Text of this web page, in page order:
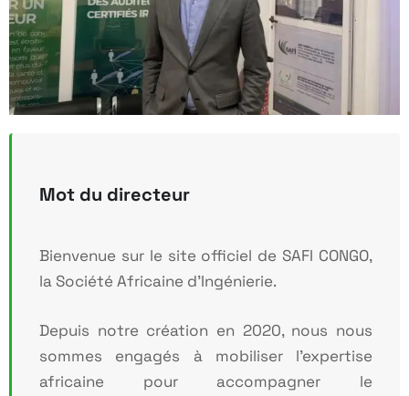
Mot du directeur
Bienvenue sur le site officiel de SAFI CONGO,
la Société Africaine d’Ingénierie.
Depuis notre création en 2020, nous nous
sommes engagés à mobiliser l’expertise
africaine pour accompagner le